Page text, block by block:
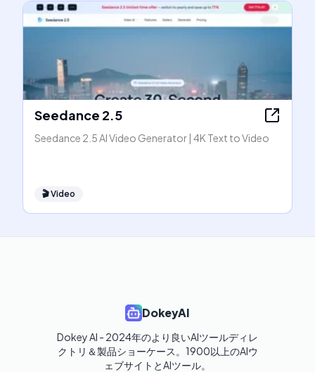
Seedance 2.5
Seedance 2.5 AI Video Generator | 4K Text to Video
🎬Video
DokeyAI
Dokey AI - 2024年のより良いAIツールディレ
クトリ＆製品ショーケース。1900以上のAIウ
ェブサイトとAIツール。